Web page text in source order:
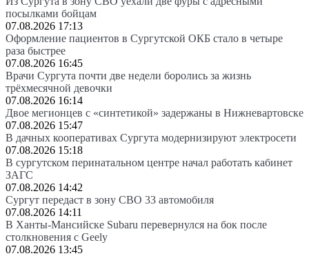
посылками бойцам
07.08.2026 17:13
Оформление пациентов в Сургутской ОКБ стало в четыре
раза быстрее
07.08.2026 16:45
Врачи Сургута почти две недели боролись за жизнь
трёхмесячной девочки
07.08.2026 16:14
Двое мегионцев с «синтетикой» задержаны в Нижневартовске
07.08.2026 15:47
В дачных кооперативах Сургута модернизируют электросети
07.08.2026 15:18
В сургутском перинатальном центре начал работать кабинет
ЗАГС
07.08.2026 14:42
Сургут передаст в зону СВО 33 автомобиля
07.08.2026 14:11
В Ханты-Мансийске Subaru перевернулся на бок после
столкновения с Geely
07.08.2026 13:45